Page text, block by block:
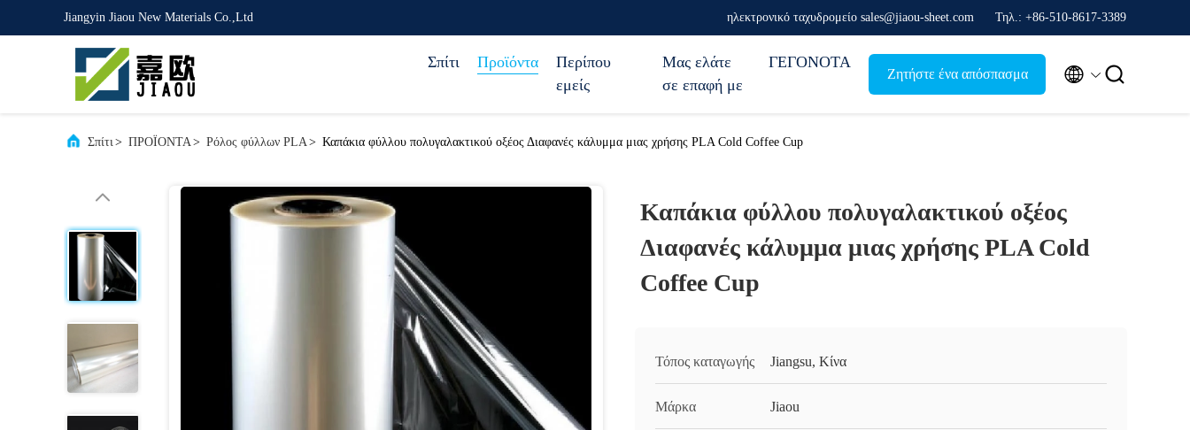
Jiangyin Jiaou New Materials Co.,Ltd ηλεκτρονικό ταχυδρομείο sales@jiaou-sheet.com Τηλ.: +86-510-8617-3389
Σπίτι Προϊόντα
Περίπου
εμείς
Μας ελάτε
σε επαφή με
ΓΕΓΟΝΟΤΑ
Ζητήστε ένα απόσπασμα  
Σπίτι> ΠΡΟΪΟΝΤΑ> Ρόλος φύλλων PLA> Καπάκια φύλλου πολυγαλακτικού οξέος Διαφανές κάλυμμα μιας χρήσης PLA Cold Coffee Cup
Καπάκια φύλλου πολυγαλακτικού οξέος
Διαφανές κάλυμμα μιας χρήσης PLA Cold
Coffee Cup
Τόπος καταγωγής Jiangsu, Κίνα
Μάρκα Jiaou